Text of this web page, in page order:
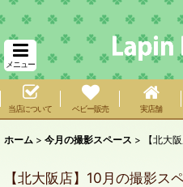
メニュー
当店について ベビー販売 実店舗
ホーム > 今月の撮影スペース > 【北大
【北大阪店】10月の撮影ス